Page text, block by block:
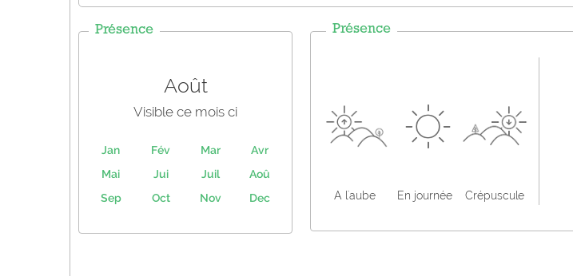
Présence
Août
Visible ce mois ci
Jan Fév Mar
Avr
Mai
Jui Juil
Aoû
Sep
Oct Nov Dec
Présence
A l'aube En journée Crépuscule